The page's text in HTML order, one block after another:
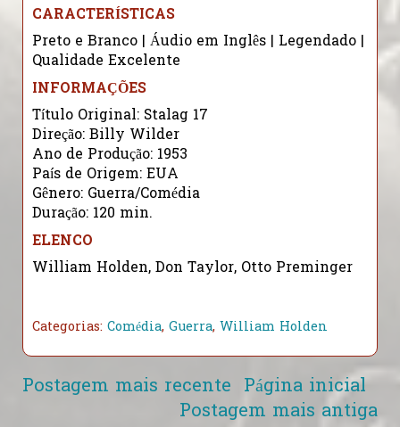
CARACTERÍSTICAS
Preto e Branco | Áudio em Inglês | Legendado |
Qualidade Excelente
INFORMAÇÕES
Título Original: Stalag 17
Direção: Billy Wilder
Ano de Produção: 1953
País de Origem: EUA
Gênero: Guerra/Comédia
Duração: 120 min.
ELENCO
William Holden, Don Taylor, Otto Preminger
Categorias: Comédia, Guerra, William Holden
Postagem mais recente
Postagem mais antiga
Página inicial